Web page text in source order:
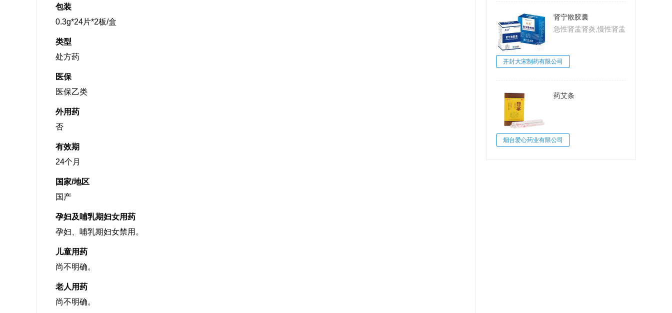
包装
0.3g*24片*2板/盒
类型
处方药
医保
医保乙类
外用药
否
有效期
24个月
国家/地区
国产
孕妇及哺乳期妇女用药
孕妇、哺乳期妇女禁用。
儿童用药
尚不明确。
老人用药
尚不明确。
肾宁散胶囊
急性肾盂肾炎,慢性肾盂
开封大宋制药有限公司
药艾条
烟台爱心药业有限公司